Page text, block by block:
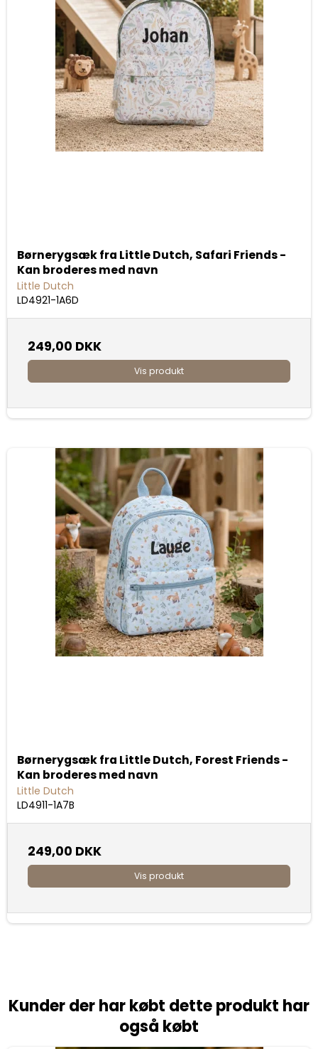
Børnerygsæk fra Little Dutch, Safari Friends -
Kan broderes med navn
Little Dutch
LD4921-1A6D
249,00 DKK
Vis produkt
Børnerygsæk fra Little Dutch, Forest Friends -
Kan broderes med navn
Little Dutch
LD4911-1A7B
249,00 DKK
Vis produkt
Kunder der har købt dette produkt har
også købt